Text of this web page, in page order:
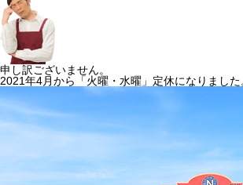
申し訳ございません。
2021年4月から「火曜・水曜」定休になりました